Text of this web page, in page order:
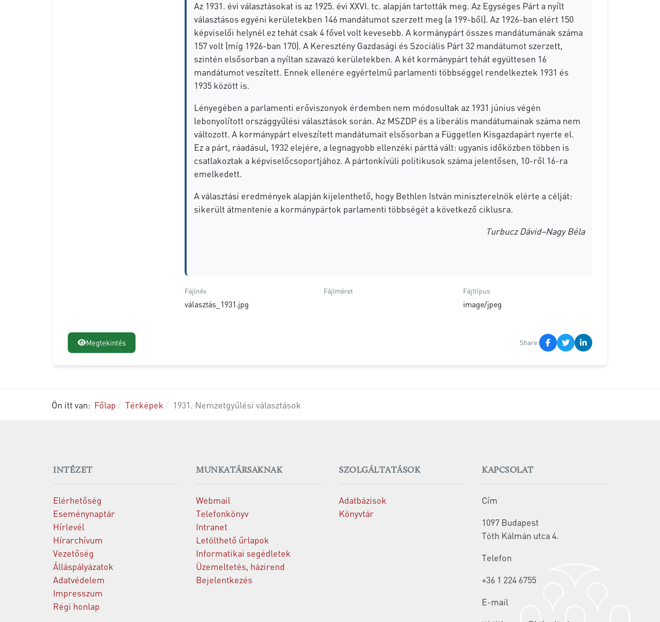
Az 1931. évi választásokat is az 1925. évi XXVI. tc. alapján tartották meg. Az Egységes Párt a nyílt
választásos egyéni kerületekben 146 mandátumot szerzett meg (a 199-ből). Az 1926-ban elért 150
képviselői helynél ez tehát csak 4 fővel volt kevesebb. A kormánypárt összes mandátumának száma
157 volt (míg 1926-ban 170). A Keresztény Gazdasági és Szociális Párt 32 mandátumot szerzett,
szintén elsősorban a nyíltan szavazó kerületekben. A két kormánypárt tehát együttesen 16
mandátumot veszített. Ennek ellenére egyértelmű parlamenti többséggel rendelkeztek 1931 és
1935 között is.
Lényegében a parlamenti erőviszonyok érdemben nem módosultak az 1931 június végén
lebonyolított országgyűlési választások során. Az MSZDP és a liberális mandátumainak száma nem
változott. A kormánypárt elveszített mandátumait elsősorban a Független Kisgazdapárt nyerte el.
Ez a párt, ráadásul, 1932 elejére, a legnagyobb ellenzéki párttá vált: ugyanis időközben többen is
csatlakoztak a képviselőcsoportjához. A pártonkívüli politikusok száma jelentősen, 10-ről 16-ra
emelkedett.
A választási eredmények alapján kijelenthető, hogy Bethlen István miniszterelnök elérte a célját:
sikerült átmentenie a kormánypártok parlamenti többségét a következő ciklusra.
Turbucz Dávid–Nagy Béla
Fájlnév
választás_1931.jpg
Fájlméret Fájltípus
image/jpeg
Megtekintés Share:
Ön itt van: Főlap Térképek 1931. Nemzetgyűlési választások
INTÉZET
Elérhetőség
Eseménynaptár
Hírlevél
Hírarchívum
Vezetőség
Álláspályázatok
Adatvédelem
Impresszum
Régi honlap
MUNKATÁRSAKNAK
Webmail
Telefonkönyv
Intranet
Letölthető űrlapok
Informatikai segédletek
Üzemeltetés, házirend
Bejelentkezés
SZOLGÁLTATÁSOK
Adatbázisok
Könyvtár
KAPCSOLAT
Cím
1097 Budapest
Tóth Kálmán utca 4.
Telefon
+36 1 224 6755
E-mail